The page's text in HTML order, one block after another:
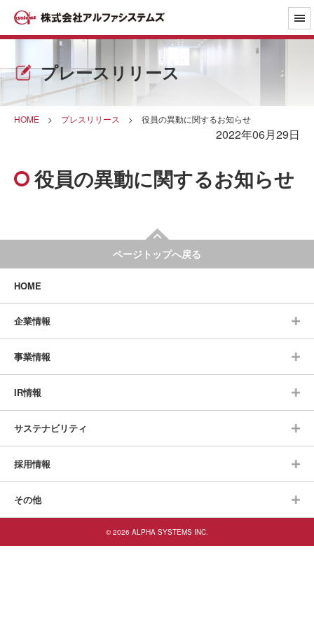
プレースリリース
HOME > プレスリリース > 役員の異動に関するお知らせ
2022年06月29日
役員の異動に関するお知らせ
ページトップへ戻る
HOME
企業情報
事業情報
IR情報
サステナビリティ
採用情報
その他
© 2026 ALPHA SYSTEMS INC.